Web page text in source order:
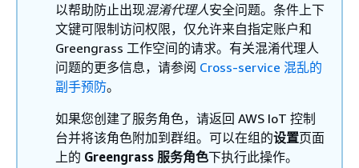
以帮助防止出现混淆代理人安全问题。条件上下
文键可限制访问权限，仅允许来自指定账户和
Greengrass 工作空间的请求。有关混淆代理人
问题的更多信息，请参阅 Cross-service 混乱的
副手预防。
如果您创建了服务角色，请返回 AWS IoT 控制
台并将该角色附加到群组。可以在组的设置页面
上的 Greengrass 服务角色下执行此操作。